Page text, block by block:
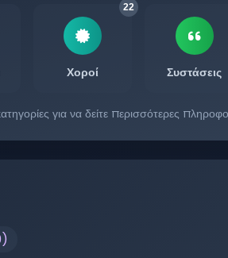
Χοροί
22
Συστάσεις
για να δείτε περισσότερες
)